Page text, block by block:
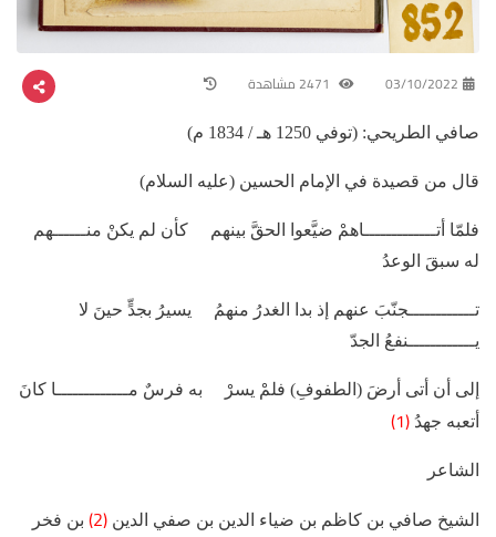
03/10/2022
صافي الطريحي: (توفي 1250 هـ / 1834 م)
قال من قصيدة في الإمام الحسين (عليه السلام)
فلمّا أتـــــــــــــاهمْ ضيَّعوا الحقَّ بينهم كأن لم يكنْ منــــــهم
له سبقَ الوعدُ
تــــــــــــجنّبَ عنهم إذ بدا الغدرُ منهمُ يسيرُ بجدٍّ حينَ لا
يــــــــــــنفعُ الجدّ
إلى أن أتى أرضَ (الطفوفِ) فلمْ يسرْ به فرسٌ مـــــــــــــا كانَ
أتعبه جهدُ (1)
الشاعر
الشيخ صافي بن كاظم بن ضياء الدين بن صفي الدين (2)
بن فخر